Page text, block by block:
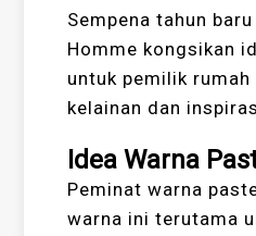
Sempena tahun
Homme kongsikan
untuk pemilik rumah
kelainan dan
Idea Warna
Peminat warna
warna ini terutama